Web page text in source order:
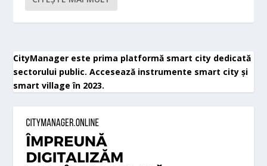
CityManager este prima platformă smart city dedicată
sectorului public. Accesează instrumente smart city și
smart village în 2023.